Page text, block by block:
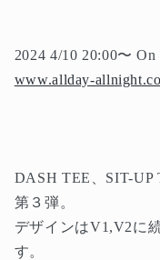
2024 4/10 20:00〜 On
www.allday-
DASH TEE、SIT-UP
第３弾。
デザインはV1,V2に
す。